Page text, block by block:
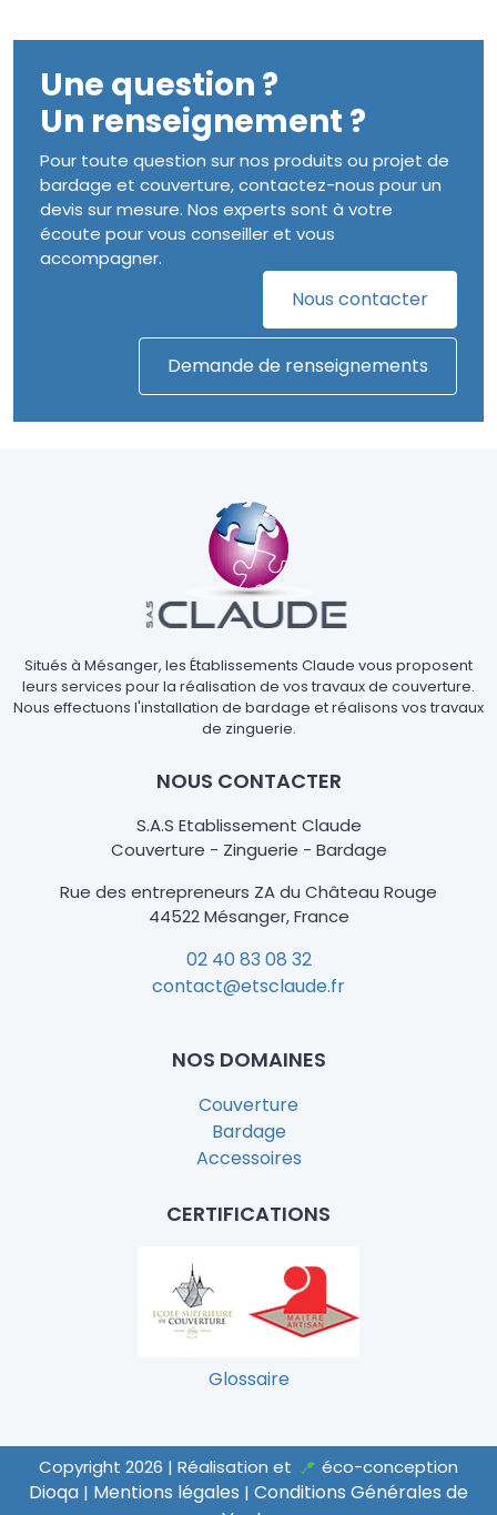
Une question ?
Un renseignement ?
Pour toute question sur nos produits ou projet de
bardage et couverture, contactez-nous pour un
devis sur mesure. Nos experts sont à votre
écoute pour vous conseiller et vous
accompagner.
Nous contacter
Demande de renseignements
Situés à Mésanger, les Établissements Claude vous proposent
leurs services pour la réalisation de vos travaux de couverture.
Nous effectuons l'installation de bardage et réalisons vos travaux
de zinguerie.
NOUS CONTACTER
S.A.S Etablissement Claude
Couverture - Zinguerie - Bardage
Rue des entrepreneurs ZA du Château Rouge
44522 Mésanger, France
02 40 83 08 32
contact@etsclaude.fr
NOS DOMAINES
Couverture
Bardage
Accessoires
CERTIFICATIONS
Glossaire
Copyright 2026 | Réalisation et éco-conception
Dioqa | Mentions légales | Conditions Générales de